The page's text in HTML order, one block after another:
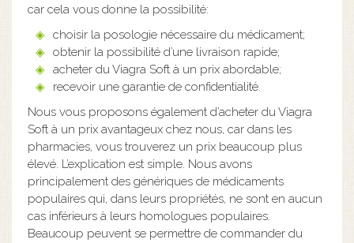
car cela vous donne la possibilité:
choisir la posologie nécessaire du médicament;
obtenir la possibilité d’une livraison rapide;
acheter du Viagra Soft à un prix abordable;
recevoir une garantie de confidentialité.
Nous vous proposons également d’acheter du Viagra
Soft à un prix avantageux chez nous, car dans les
pharmacies, vous trouverez un prix beaucoup plus
élevé. L’explication est simple. Nous avons
principalement des génériques de médicaments
populaires qui, dans leurs propriétés, ne sont en aucun
cas inférieurs à leurs homologues populaires.
Beaucoup peuvent se permettre de commander du